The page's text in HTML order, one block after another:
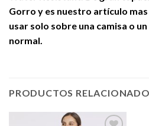
Gorro y es nuestro artículo
usar solo sobre una camisa o
normal.
PRODUCTOS